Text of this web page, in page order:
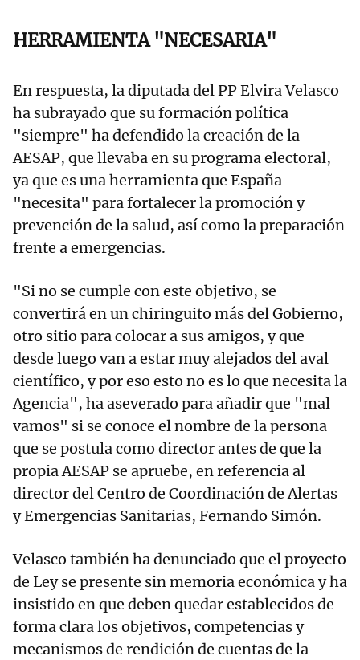
HERRAMIENTA "NECESARIA"
En respuesta, la diputada del PP Elvira Velasco
ha subrayado que su formación política
"siempre" ha defendido la creación de la
AESAP, que llevaba en su programa electoral,
ya que es una herramienta que España
"necesita" para fortalecer la promoción y
prevención de la salud, así como la preparación
frente a emergencias.
"Si no se cumple con este objetivo, se
convertirá en un chiringuito más del Gobierno,
otro sitio para colocar a sus amigos, y que
desde luego van a estar muy alejados del aval
científico, y por eso esto no es lo que necesita la
Agencia", ha aseverado para añadir que "mal
vamos" si se conoce el nombre de la persona
que se postula como director antes de que la
propia AESAP se apruebe, en referencia al
director del Centro de Coordinación de Alertas
y Emergencias Sanitarias, Fernando Simón.
Velasco también ha denunciado que el proyecto
de Ley se presente sin memoria económica y ha
insistido en que deben quedar establecidos de
forma clara los objetivos, competencias y
mecanismos de rendición de cuentas de la